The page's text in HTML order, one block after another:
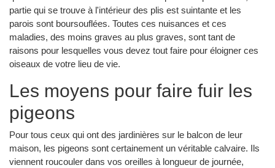
partie qui se trouve à l'intérieur des plis est suintante et les
parois sont boursouflées. Toutes ces nuisances et ces
maladies, des moins graves au plus graves, sont tant de
raisons pour lesquelles vous devez tout faire pour éloigner ces
oiseaux de votre lieu de vie.
Les moyens pour faire fuir les
pigeons
Pour tous ceux qui ont des jardinières sur le balcon de leur
maison, les pigeons sont certainement un véritable calvaire. Ils
viennent roucouler dans vos oreilles à longueur de journée,